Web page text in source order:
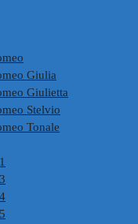
Giulia
Giulietta
Stelvio
Tonale